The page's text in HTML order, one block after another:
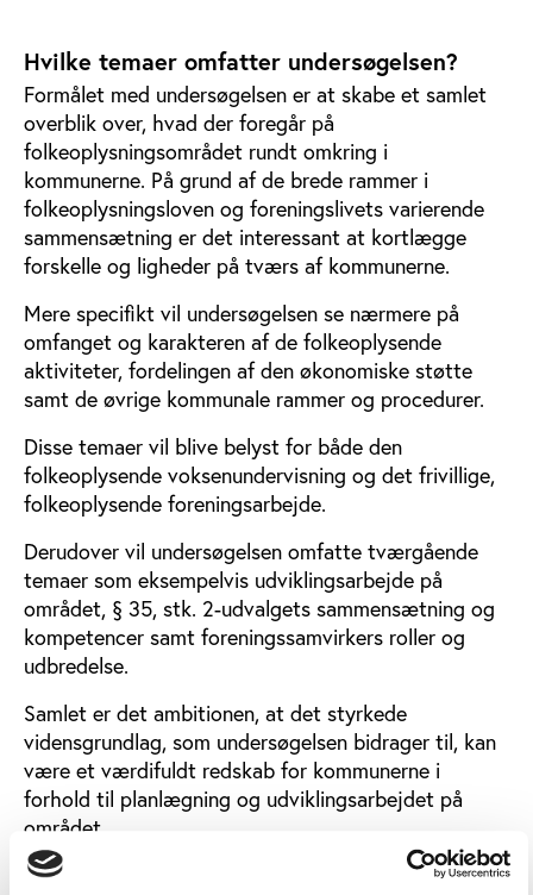
Hvilke temaer omfatter undersøgelsen?
Formålet med undersøgelsen er at skabe et samlet
overblik over, hvad der foregår på
folkeoplysningsområdet rundt omkring i
kommunerne. På grund af de brede rammer i
folkeoplysningsloven og foreningslivets varierende
sammensætning er det interessant at kortlægge
forskelle og ligheder på tværs af kommunerne.
Mere specifikt vil undersøgelsen se nærmere på
omfanget og karakteren af de folkeoplysende
aktiviteter, fordelingen af den økonomiske støtte
samt de øvrige kommunale rammer og procedurer.
Disse temaer vil blive belyst for både den
folkeoplysende voksenundervisning og det frivillige,
folkeoplysende foreningsarbejde.
Derudover vil undersøgelsen omfatte tværgående
temaer som eksempelvis udviklingsarbejde på
området, § 35, stk. 2-udvalgets sammensætning og
kompetencer samt foreningssamvirkers roller og
udbredelse.
Samlet er det ambitionen, at det styrkede
vidensgrundlag, som undersøgelsen bidrager til, kan
være et værdifuldt redskab for kommunerne i
forhold til planlægning og udviklingsarbejdet på
området.
Spørgeskemaundersøgelsen gennemføres elektronisk